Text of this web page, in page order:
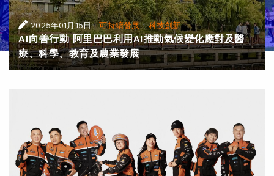
2025年01月15日 |可持續發展·科技創新
AI向善行動 阿里巴巴利用AI推動氣候變化應對及醫
療、科學、教育及農業發展